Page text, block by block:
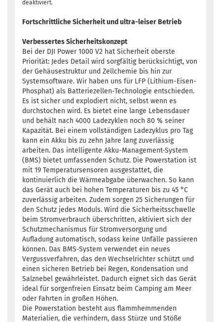
deaktiviert.
Fortschrittliche Sicherheit und ultra-leiser Betrieb
Verbessertes Sicherheitskonzept
Bei der DJI Power 1000 V2 hat Sicherheit oberste
Priorität: Jedes Detail wird sorgfältig berücksichtigt, von
der Gehäusestruktur und Zellchemie bis hin zur
Systemsoftware. Wir haben uns für LFP (Lithium-Eisen-
Phosphat) als Batteriezellen-Technologie entschieden.
Es ist sicher und explodiert nicht, selbst wenn es
durchstochen wird. Es bietet eine lange Lebensdauer
und behält nach 4000 Ladezyklen noch 80 % seiner
Kapazität. Bei einem vollständigen Ladezyklus pro Tag
kann ein Akku bis zu zehn Jahre lang zuverlässig
arbeiten. Das intelligente Akku-Management-System
(BMS) bietet umfassenden Schutz. Die Powerstation ist
mit 19 Temperatursensoren ausgestattet, die
kontinuierlich die Wärmeabgabe überwachen. So kann
das Gerät auch bei hohen Temperaturen bis zu 45 °C
zuverlässig arbeiten. Zudem sorgen 25 Sicherungen für
den Schutz jedes Moduls. Wird die Sicherheitsschwelle
beim Stromverbrauch überschritten, aktiviert sich der
Schutzmechanismus für Stromversorgung und
Aufladung automatisch, sodass keine Unfälle passieren
können. Das BMS-System verwendet ein neues
Vergussverfahren, das den Wechselrichter schützt und
einen sicheren Betrieb bei Regen, Kondensation und
Salznebel gewährleistet. Dadurch eignet sich das Gerät
ideal für sorgenfreien Einsatz beim Camping am Meer
oder Fahrten in großen Höhen.
Die Powerstation besteht aus flammhemmenden
Materialien, die verhindern, dass Stürze und Stöße